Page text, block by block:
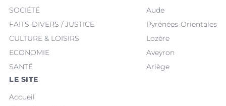
SOCIÉTÉ
FAITS-DIVERS / JUSTICE
CULTURE & LOISIRS
ECONOMIE
SANTÉ
Aude
Pyrénées-Orientales
Lozère
Aveyron
Ariège
LE SITE
Accueil